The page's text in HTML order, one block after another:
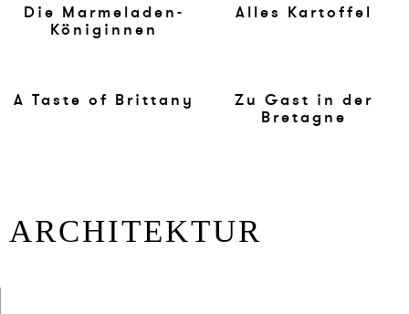
Die Marmeladen-
Königinnen
Alles Kartoffel
A Taste of Brittany
Zu Gast in der
Bretagne
ARCHITEKTUR